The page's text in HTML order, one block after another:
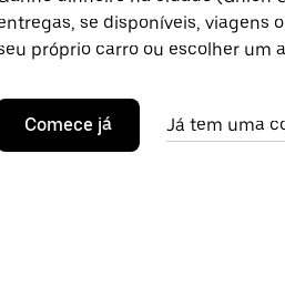
se disponíveis, viagens
próprio carro ou escolher um
Comece já Já tem uma